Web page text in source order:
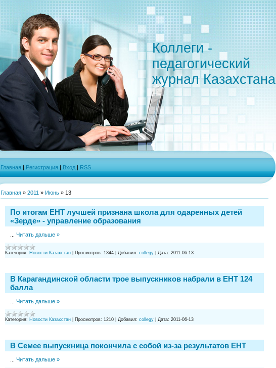
Коллеги -
педагогический
журнал Казахстана
Главная | Регистрация | Вход | RSS
Главная » 2011 » Июнь » 13
По итогам ЕНТ лучшей признана школа для одаренных детей
«Зерде» - управление образования
Читать дальше »
Категория: Новости Казахстан Просмотров: 1344 Добавил: collegy Дата: 2011-06-13
В Карагандинской области трое выпускников набрали в ЕНТ 124
балла
Читать дальше »
Категория: Новости Казахстан Просмотров: 1210 Добавил: collegy Дата: 2011-06-13
В Семее выпускница покончила с собой из-за результатов ЕНТ
Читать дальше »